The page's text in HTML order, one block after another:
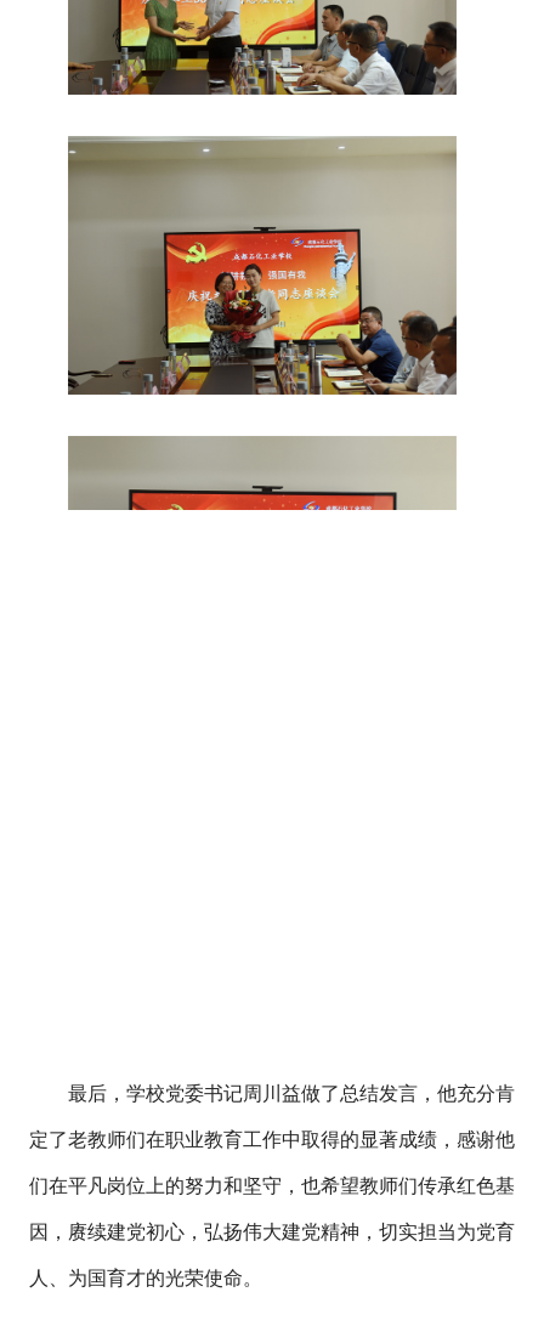
最后，学校党委书记周川益做了总结发言，他充分肯
定了老教师们在职业教育工作中取得的显著成绩，感谢他
们在平凡岗位上的努力和坚守，也希望教师们传承红色基
因，赓续建党初心，弘扬伟大建党精神，切实担当为党育
人、为国育才的光荣使命。